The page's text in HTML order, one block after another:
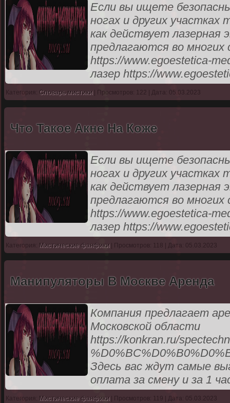
Если вы ищете
ногах и других
как действует лазерная
предлагаются во многих
https://www.egoestetica-
лазер https://
Категория: Словарь мистики| Просмотров: 122 | Дата: 05.03.2023
Что Такое Акне На Коже
Если вы ищете
ногах и других
как действует лазерная
предлагаются во многих
https://www.egoestetica-
лазер https://
Категория: Мистические фанфики| Просмотров: 118 | Дата: 05.03.2023
Манипуляторы В Москве Аренда
Компания предлагает
Московской области
https://konkran.ru/
Здесь вас ждут самые
оплата за смену и за 1
Категория: Мистические фанфики| Просмотров: 119 | Дата: 05.03.2023